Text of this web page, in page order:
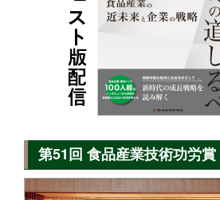
第51回 食品産業技術功労賞